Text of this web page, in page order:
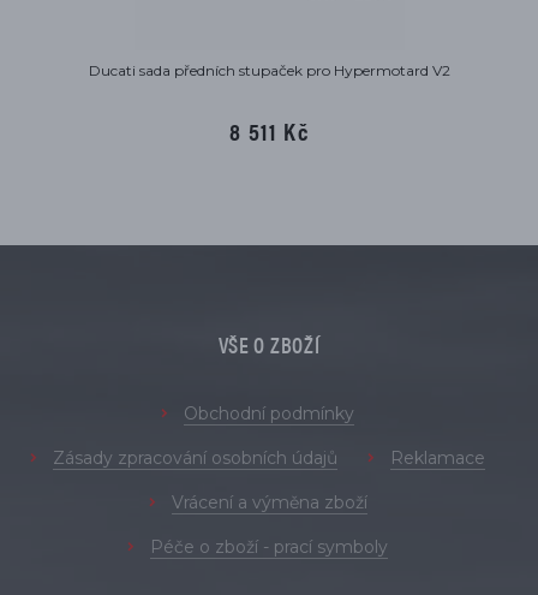
Ducati sada předních stupaček pro Hypermotard V2
8 511 Kč
VŠE O ZBOŽÍ
Obchodní podmínky
Zásady zpracování osobních údajů Reklamace
Vrácení a výměna zboží
Péče o zboží - prací symboly